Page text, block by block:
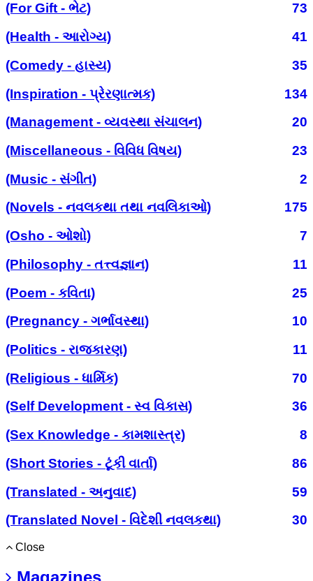
(For Gift - ભેટ)
73
(Health - આરોગ્ય)
41
(Comedy - હાસ્ય)
35
(Inspiration - પ્રેરણાત્મક)
134
(Management - વ્યવસ્થા સંચાલન)
20
(Miscellaneous - વિવિધ વિષય)
23
(Music - સંગીત)
2
(Novels - નવલકથા તથા નવલિકાઓ)
175
(Osho - ઓશો)
7
(Philosophy - તત્ત્વજ્ઞાન)
11
(Poem - કવિતા)
25
(Pregnancy - ગર્ભાવસ્થા)
10
(Politics - રાજકારણ)
11
(Religious - ધાર્મિક)
70
(Self Development - સ્વ વિકાસ)
36
(Sex Knowledge - કામશાસ્ત્ર)
8
(Short Stories - ટૂંકી વાર્તા)
86
(Translated - અનુવાદ)
59
(Translated Novel - વિદેશી નવલકથા)
30
Close
Magazines